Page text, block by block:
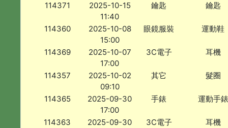
114371
2025-10-15
11:40
鑰匙 鑰匙
114360
2025-10-08
15:00
眼鏡服裝 運動鞋
114369
2025-10-07
17:00
3C電子 耳機
114357
2025-10-02
09:10
其它 髮圈
114365
2025-09-30
17:00
手錶 運動手錶
114363
2025-09-30
3C電子 耳機